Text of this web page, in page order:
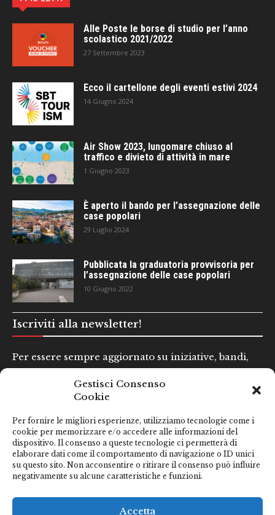
Gestisci Consenso
Cookie
Per fornire le migliori esperienze, utilizziamo tecnologie come i
cookie per memorizzare e/o accedere alle informazioni del
dispositivo. Il consenso a queste tecnologie ci permetterà di
elaborare dati come il comportamento di navigazione o ID unici
su questo sito. Non acconsentire o ritirare il consenso può influire
negativamente su alcune caratteristiche e funzioni.
Accetta
Alle Poste le borse di studio per l’anno
scolastico 2021/2022
27 Settembre 2023
Ecco il cartellone degli eventi estivi 2024
14 Giugno 2024
Air Show 2023, lungomare chiuso al
traffico e divieto di attività in mare
1 Giugno 2023
È aperto il bando per l’assegnazione delle
case popolari
29 Luglio 2024
Pubblicata la graduatoria provvisoria per
l’assegnazione delle case popolari
10 Giugno 2022
Iscriviti alla newsletter!
Per essere sempre aggiornato su iniziative, bandi,
Email*